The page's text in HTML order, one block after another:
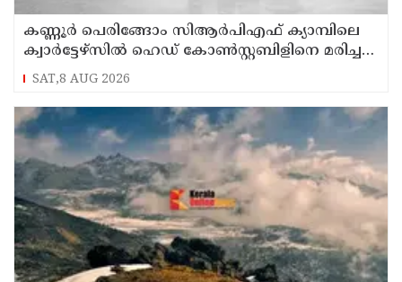
കണ്ണൂര്‍ പെരിങ്ങോം സിആര്‍പിഎഫ് ക്യാമ്പിലെ
ക്വാര്‍ട്ടേഴ്സില്‍ ഹെഡ് കോണ്‍സ്റ്റബിളിനെ മരിച്ച
നിലയില്‍ കണ്ടെത്തി
SAT,8 AUG 2026